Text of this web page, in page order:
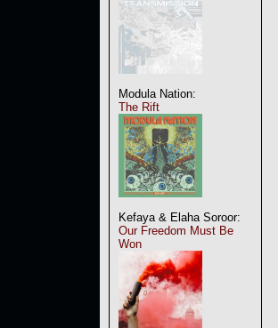
Modula Nation:
The Rift
Kefaya & Elaha Soroor:
Our Freedom Must Be
Won